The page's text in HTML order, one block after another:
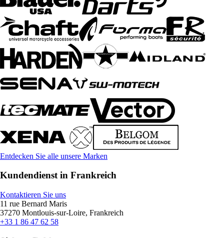
Entdecken Sie alle unsere Marken
Kundendienst in Frankreich
Kontaktieren Sie uns
11 rue Bernard Maris
37270 Montlouis-sur-Loire, Frankreich
+33 1 86 47 62 58